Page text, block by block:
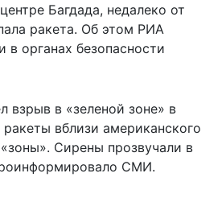
Багдада, недалеко от
ракета. Об этом РИА
в органах безопасности
взрыв в «зеленой зоне» в
ракеты вблизи американского
Сирены прозвучали в
СМИ.